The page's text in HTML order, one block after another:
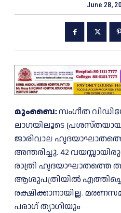
June 28,
മുംബൈ:സംഗീത
ലാഗയിലൂടെ പ്രശസ്തയായ
ജാരിവാല
അന്തരിച്ചു. 42
രാത്രി ഹൃദയാഘാതത്തെ
ആശുപത്രിയിൽ
രക്ഷിക്കാനായില്ല.
പരാഗ് ത്യാഗിയും